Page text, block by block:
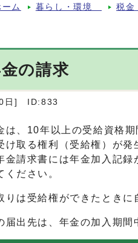
ーム 暮らし・環境 税金
の請求
日] ID:833
は、10年以上の受給資格
け取る権利（受給権）が
金請求書には年金加入記
ください。
りは受給権ができたとき
届出先は、年金の加入期